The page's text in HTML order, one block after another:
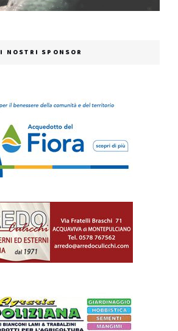
I NOSTRI SPONSOR